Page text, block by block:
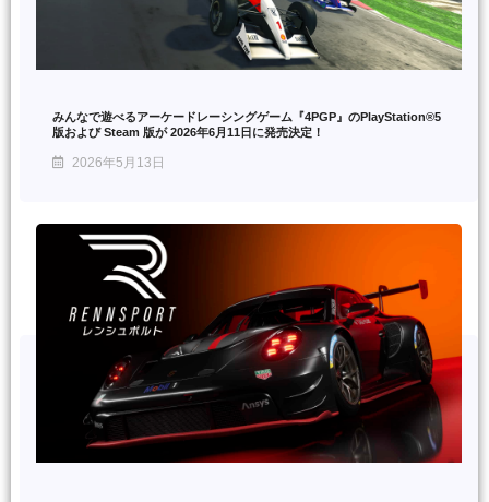
みんなで遊べるアーケードレーシングゲーム『4PGP』のPlayStation®5
版および Steam 版が 2026年6月11日に発売決定！
2026年5月13日